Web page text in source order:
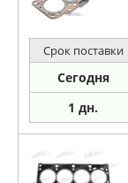
Срок поставки
Сегодня
1 дн.